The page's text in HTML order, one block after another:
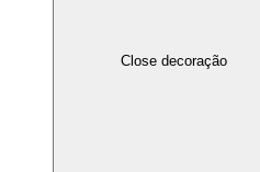
Close decoração